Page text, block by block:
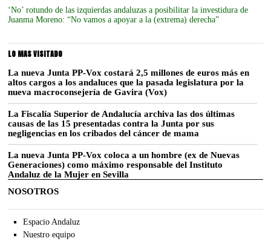
‘No’ rotundo de las izquierdas andaluzas a posibilitar la investidura de
Juanma Moreno: “No vamos a apoyar a la (extrema) derecha”
LO MAS VISITADO
La nueva Junta PP-Vox costará 2,5 millones de euros más en
altos cargos a los andaluces que la pasada legislatura por la
nueva macroconsejería de Gavira (Vox)
La Fiscalía Superior de Andalucía archiva las dos últimas
causas de las 15 presentadas contra la Junta por sus
negligencias en los cribados del cáncer de mama
La nueva Junta PP-Vox coloca a un hombre (ex de Nuevas
Generaciones) como máximo responsable del Instituto
Andaluz de la Mujer en Sevilla
NOSOTROS
Espacio Andaluz
Nuestro equipo